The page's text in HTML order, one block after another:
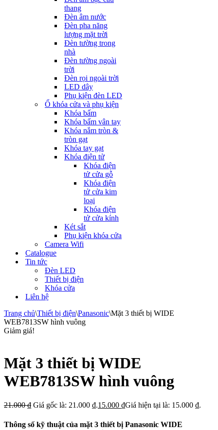
thang
Đèn âm nước
Đèn pha năng
lượng mặt trời
Đèn tường trong
nhà
Đèn tường ngoài
trời
Đèn rọi ngoài trời
LED dây
Phụ kiện đèn LED
Ổ khóa cửa và phụ kiện
Khóa bấm
Khóa bấm vân tay
Khóa nắm tròn &
tròn gạt
Khóa tay gạt
Khóa điện tử
Khóa điện
tử cửa gỗ
Khóa điện
tử cửa kim
loại
Khóa điện
tử cửa kính
Két sắt
Phụ kiện khóa cửa
Camera Wifi
Catalogue
Tin tức
Đèn LED
Thiết bị điện
Khóa cửa
Liên hệ
Trang chủ\Thiết bị điện\Panasonic\Mặt 3 thiết bị WIDE
WEB7813SW hình vuông
Giảm giá!
Mặt 3 thiết bị WIDE
WEB7813SW hình vuông
21.000₫ Giá gốc là: 21.000 ₫.15.000 ₫Giá hiện tại là: 15.000 ₫.
Thông số kỹ thuật của mặt 3 thiết bị Panasonic WIDE